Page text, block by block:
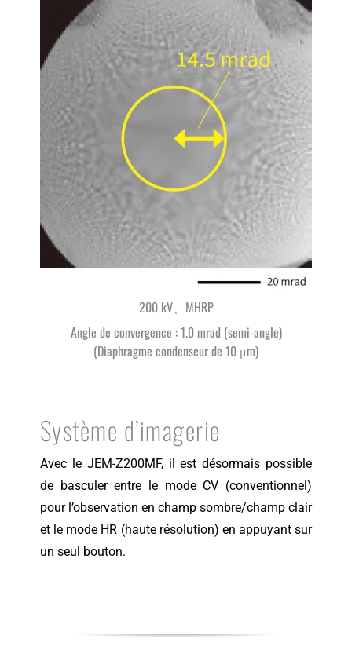
200 kV、MHRP
Angle de convergence : 1.0 mrad (semi-angle)
(Diaphragme condenseur de 10 μm)
Système d’imagerie
Avec le JEM-Z200MF, il est désormais possible
de basculer entre le mode CV (conventionnel)
pour l’observation en champ sombre/champ clair
et le mode HR (haute résolution) en appuyant sur
un seul bouton.